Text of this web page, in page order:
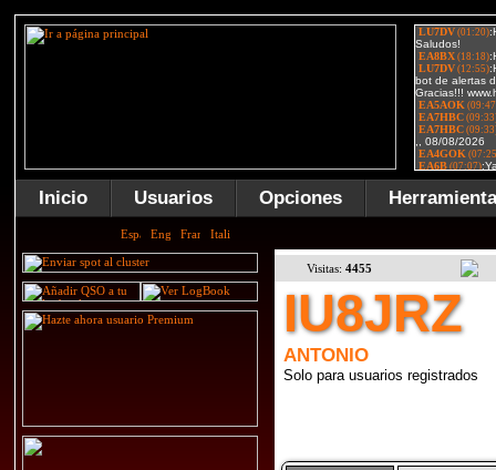
Inicio Usuarios Opciones
Visitas: 4455
IU8JRZ
ANTONIO
Solo para usuarios registrados